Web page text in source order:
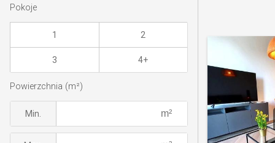
Pokoje
1 2
3 4+
Powierzchnia (m²)
Min.